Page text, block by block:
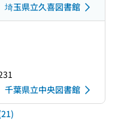
埼玉県立久喜図書館
千葉県立中央図書館